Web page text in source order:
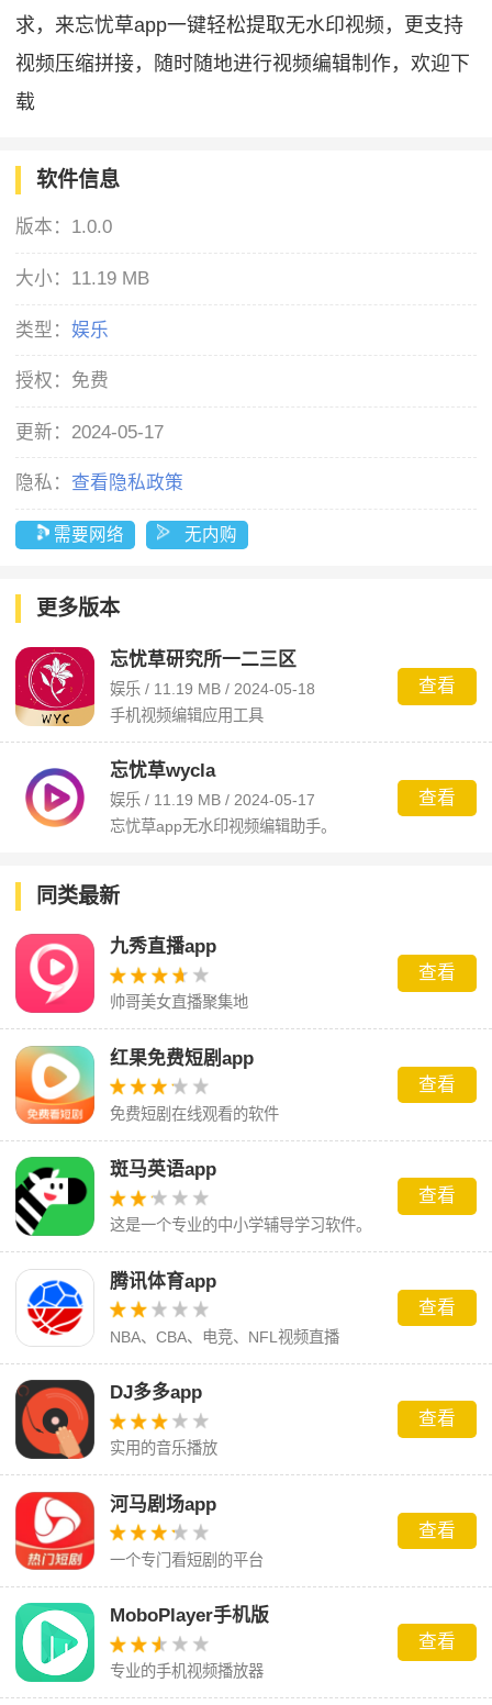
求，来忘忧草app一键轻松提取无水印视频，更支持
视频压缩拼接，随时随地进行视频编辑制作，欢迎下
载
软件信息
版本： 1.0.0
大小： 11.19 MB
类型：娱乐
授权： 免费
更新： 2024-05-17
隐私： 查看隐私政策
需要网络 无内购
更多版本
忘忧草研究所一二三区
娱乐 / 11.19 MB / 2024-05-18
手机视频编辑应用工具
查看
忘忧草wycla
娱乐 / 11.19 MB / 2024-05-17
忘忧草app无水印视频编辑助手。
查看
同类最新
九秀直播app
帅哥美女直播聚集地
查看
红果免费短剧app
免费短剧在线观看的软件
查看
斑马英语app
这是一个专业的中小学辅导学习软件。
查看
腾讯体育app
NBA、CBA、电竞、NFL视频直播
查看
DJ多多app
实用的音乐播放
查看
河马剧场app
一个专门看短剧的平台
查看
MoboPlayer手机版
专业的手机视频播放器
查看